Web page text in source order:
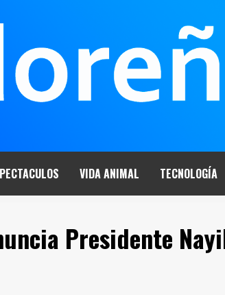
VIDA ANIMAL TECNOLOGÍA
Presidente